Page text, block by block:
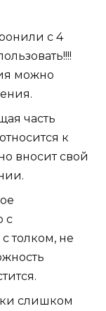
с 4
можно
часть
к
вносит свой
с
толком, не
слишком